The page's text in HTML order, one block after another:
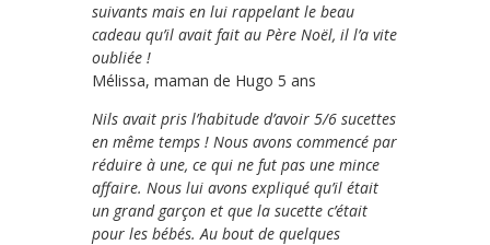
suivants mais en lui rappelant le beau
cadeau qu’il avait fait au Père Noël, il l’a vite
oubliée !
Mélissa, maman de Hugo 5 ans
Nils avait pris l’habitude d’avoir 5/6 sucettes
en même temps ! Nous avons commencé par
réduire à une, ce qui ne fut pas une mince
affaire. Nous lui avons expliqué qu’il était
un grand garçon et que la sucette c’était
pour les bébés. Au bout de quelques